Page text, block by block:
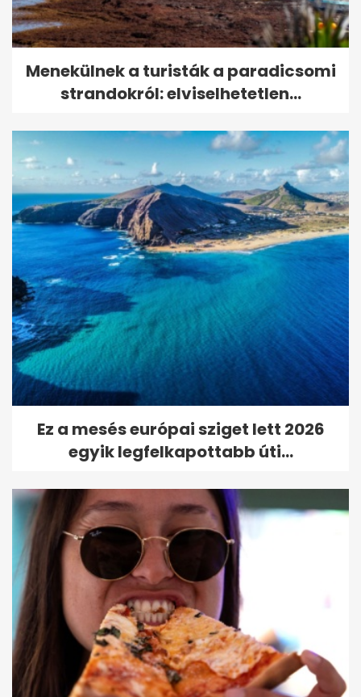
Menekülnek a turisták a paradicsomi
strandokról: elviselhetetlen...
Ez a mesés európai sziget lett 2026
egyik legfelkapottabb úti...